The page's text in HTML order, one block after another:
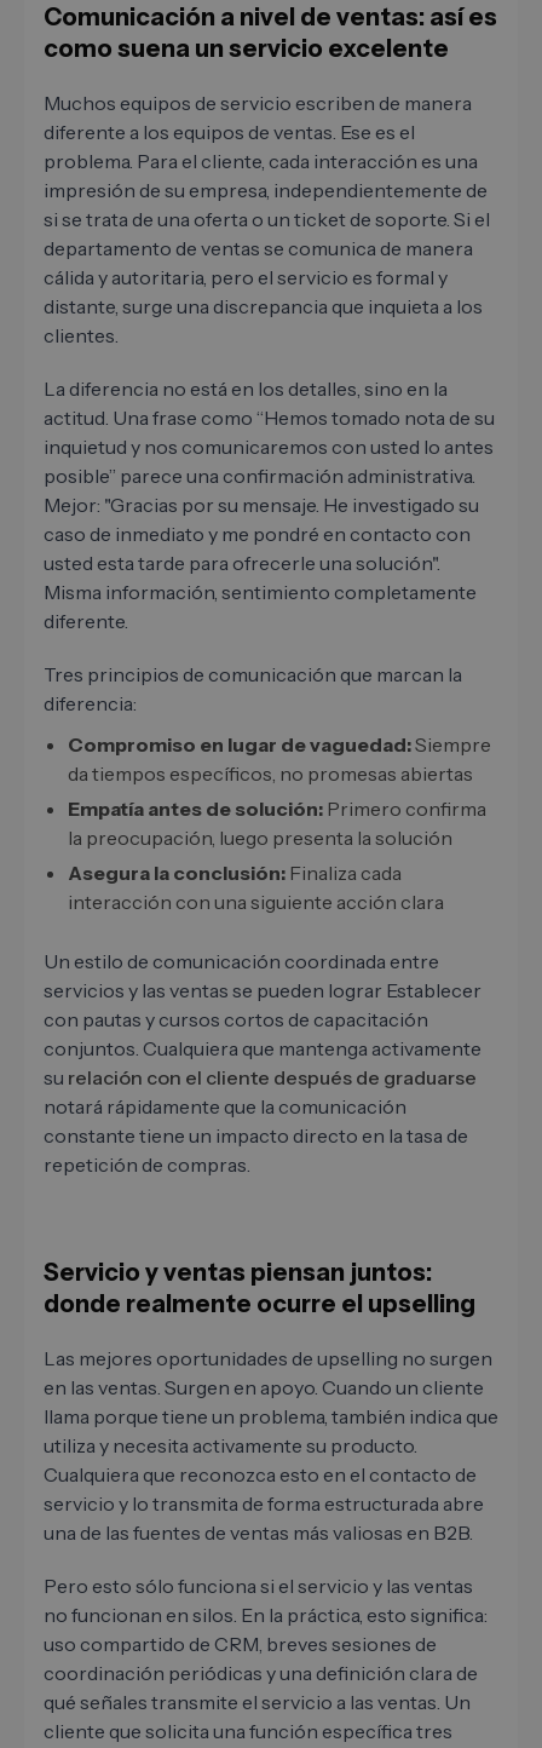
Comunicación a nivel de ventas: así es
como suena un servicio excelente
Muchos equipos de servicio escriben de manera
diferente a los equipos de ventas. Ese es el
problema. Para el cliente, cada interacción es una
impresión de su empresa, independientemente de
si se trata de una oferta o un ticket de soporte. Si el
departamento de ventas se comunica de manera
cálida y autoritaria, pero el servicio es formal y
distante, surge una discrepancia que inquieta a los
clientes.
La diferencia no está en los detalles, sino en la
actitud. Una frase como “Hemos tomado nota de su
inquietud y nos comunicaremos con usted lo antes
posible” parece una confirmación administrativa.
Mejor: "Gracias por su mensaje. He investigado su
caso de inmediato y me pondré en contacto con
usted esta tarde para ofrecerle una solución".
Misma información, sentimiento completamente
diferente.
Tres principios de comunicación que marcan la
diferencia:
Compromiso en lugar de vaguedad:Siempre
da tiempos específicos, no promesas abiertas
Empatía antes de solución: Primero confirma
la preocupación, luego presenta la solución
Asegura la conclusión: Finaliza cada
interacción con una siguiente acción clara
Un estilo de comunicación coordinada entre
servicios y las ventas se pueden lograr Establecer
con pautas y cursos cortos de capacitación
conjuntos. Cualquiera que mantenga activamente
su relación con el cliente después de graduarse
notará rápidamente que la comunicación
constante tiene un impacto directo en la tasa de
repetición de compras.
Servicio y ventas piensan juntos:
donde realmente ocurre el upselling
Las mejores oportunidades de upselling no surgen
en las ventas. Surgen en apoyo. Cuando un cliente
llama porque tiene un problema, también indica que
utiliza y necesita activamente su producto.
Cualquiera que reconozca esto en el contacto de
servicio y lo transmita de forma estructurada abre
una de las fuentes de ventas más valiosas en B2B.
Pero esto sólo funciona si el servicio y las ventas
no funcionan en silos. En la práctica, esto significa:
uso compartido de CRM, breves sesiones de
coordinación periódicas y una definición clara de
qué señales transmite el servicio a las ventas. Un
cliente que solicita una función específica tres